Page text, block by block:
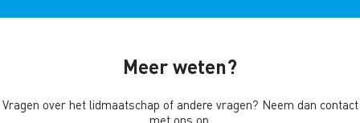
Meer weten?
Vragen over het lidmaatschap of andere vragen? Neem dan contact